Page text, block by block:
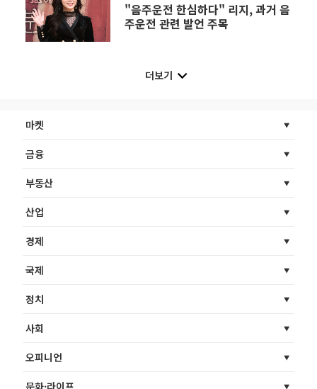
"음주운전 한심하다" 리지, 과거 음
주운전 관련 발언 주목
더보기
마켓
금융
부동산
산업
경제
국제
정치
사회
오피니언
문화·라이프